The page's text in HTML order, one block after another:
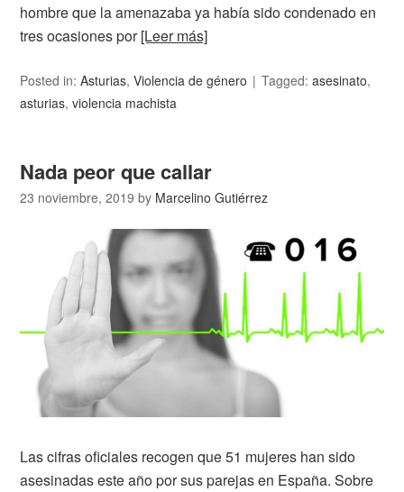
hombre que la amenazaba ya había sido condenado en
tres ocasiones por[Leer más]
Posted in:Asturias,Violencia de género Tagged:asesinato,
asturias,violencia machista
Nada peor que callar
23 noviembre, 2019 by Marcelino Gutiérrez
Las cifras oficiales recogen que 51 mujeres han sido
asesinadas este año por sus parejas en España. Sobre